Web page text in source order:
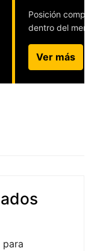
Posición
dentro del
Ver más
para